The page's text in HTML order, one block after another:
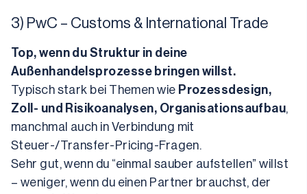
3) PwC – Customs & International Trade
Top, wenn du Struktur in deine
Außenhandelsprozesse bringen willst.
Typisch stark bei Themen wie Prozessdesign,
Zoll- und Risikoanalysen, Organisationsaufbau,
manchmal auch in Verbindung mit
Steuer-/Transfer-Pricing-Fragen.
Sehr gut, wenn du “einmal sauber aufstellen” willst